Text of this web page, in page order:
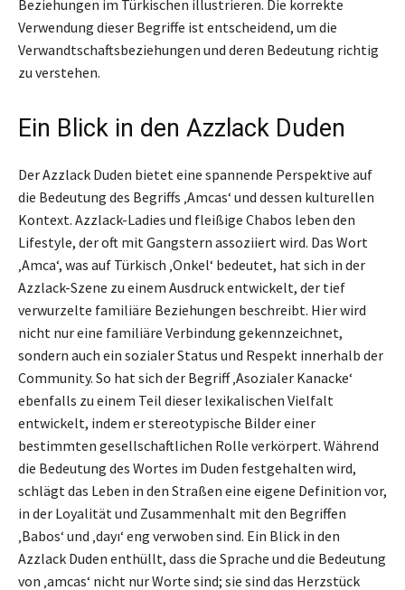
Beziehungen im Türkischen illustrieren. Die korrekte
Verwendung dieser Begriffe ist entscheidend, um die
Verwandtschaftsbeziehungen und deren Bedeutung richtig
zu verstehen.
Ein Blick in den Azzlack Duden
Der Azzlack Duden bietet eine spannende Perspektive auf
die Bedeutung des Begriffs ‚Amcas‘ und dessen kulturellen
Kontext. Azzlack-Ladies und fleißige Chabos leben den
Lifestyle, der oft mit Gangstern assoziiert wird. Das Wort
‚Amca‘, was auf Türkisch ‚Onkel‘ bedeutet, hat sich in der
Azzlack-Szene zu einem Ausdruck entwickelt, der tief
verwurzelte familiäre Beziehungen beschreibt. Hier wird
nicht nur eine familiäre Verbindung gekennzeichnet,
sondern auch ein sozialer Status und Respekt innerhalb der
Community. So hat sich der Begriff ‚Asozialer Kanacke‘
ebenfalls zu einem Teil dieser lexikalischen Vielfalt
entwickelt, indem er stereotypische Bilder einer
bestimmten gesellschaftlichen Rolle verkörpert. Während
die Bedeutung des Wortes im Duden festgehalten wird,
schlägt das Leben in den Straßen eine eigene Definition vor,
in der Loyalität und Zusammenhalt mit den Begriffen
‚Babos‘ und ‚dayı‘ eng verwoben sind. Ein Blick in den
Azzlack Duden enthüllt, dass die Sprache und die Bedeutung
von ‚amcas‘ nicht nur Worte sind; sie sind das Herzstück